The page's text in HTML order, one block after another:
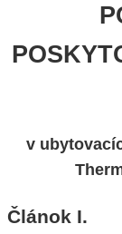
v
Článok I.